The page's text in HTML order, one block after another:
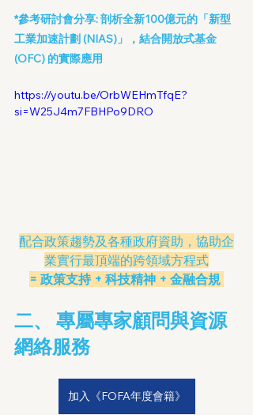
*參考研討會分享: 剖析全新100億元的「新型
工業加速計劃 (NIAS)」，結合開放式基金
(OFC) 的實際應用
https://youtu.be/OrbWEHmTfqE?
si=W25J4m7FBHPo9DRO
配合政策趨勢及各種政府資助，協助企
業實行最頂端的跨領域方程式
= 政策支持 + 科技精神 + 金融合規
二、 專屬專家顧問與資源
網絡服務
加入《FOFA年度會籍》